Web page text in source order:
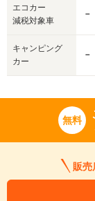
エコカー
減税対象車
－
キャンピング
カー
－
無料
販